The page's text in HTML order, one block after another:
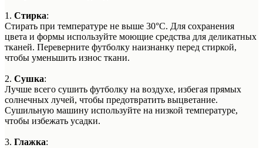
1. Стирка:
Стирать при температуре не выше 30°C. Для сохранения
цвета и формы используйте моющие средства для деликатных
тканей. Переверните футболку наизнанку перед стиркой,
чтобы уменьшить износ ткани.
2. Сушка:
Лучше всего сушить футболку на воздухе, избегая прямых
солнечных лучей, чтобы предотвратить выцветание.
Сушильную машину используйте на низкой температуре,
чтобы избежать усадки.
3. Глажка: